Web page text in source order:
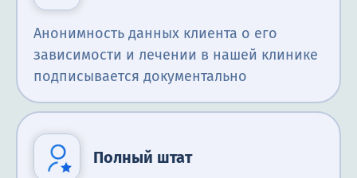
Анонимность данных клиента о его
зависимости и лечении в нашей клинике
подписывается документально
Полный штат